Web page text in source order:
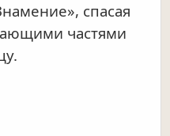
спасая
частями